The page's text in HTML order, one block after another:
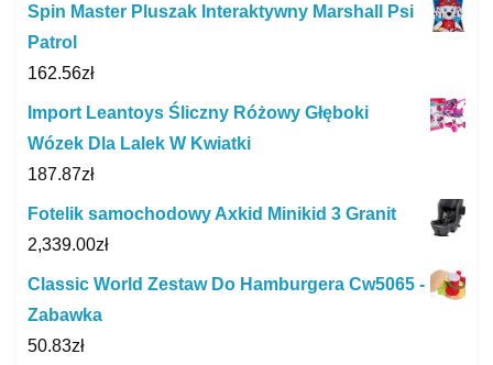
Spin Master Pluszak Interaktywny Marshall Psi
Patrol
162.56zł
Import Leantoys Śliczny Różowy Głęboki
Wózek Dla Lalek W Kwiatki
187.87zł
Fotelik samochodowy Axkid Minikid 3 Granit
2,339.00zł
Classic World Zestaw Do Hamburgera Cw5065 -
Zabawka
50.83zł